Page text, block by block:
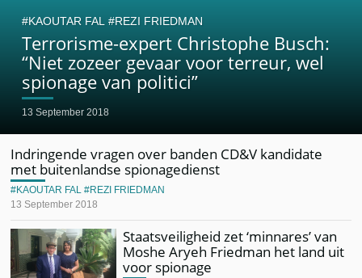
Terrorisme-expert Christophe Busch:
“Niet zozeer gevaar voor terreur, wel
spionage van politici”
13 September 2018
KAOUTAR FAL REZI FRIEDMAN
Indringende vragen over banden CD&V kandidate
met buitenlandse spionagedienst
13 September 2018
KAOUTAR FAL REZI FRIEDMAN
Staatsveiligheid zet ‘minnares’ van
Moshe Aryeh Friedman het land uit
voor spionage